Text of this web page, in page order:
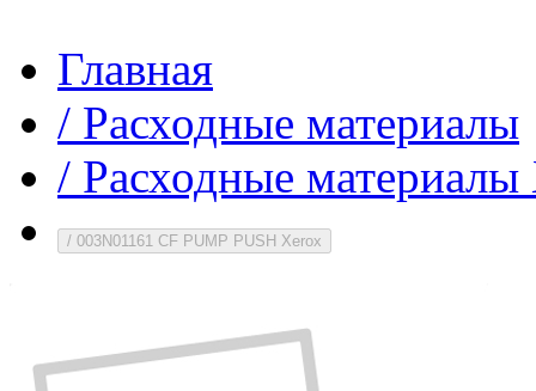
Главная
/ Расходные материалы
/ Расходные
/ 003N01161 CF PUMP PUSH Xerox